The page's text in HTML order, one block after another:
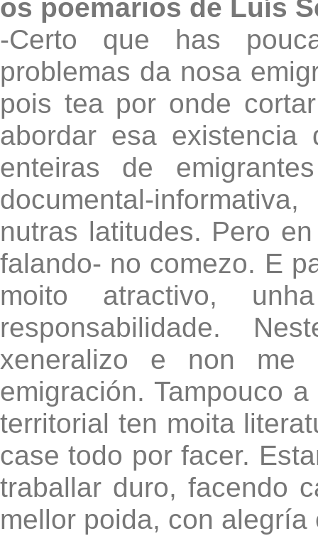
os poemarios de Luís
-Certo que has
problemas da nosa
pois tea por onde
abordar esa existencia
enteiras de
documental-
nutras latitudes. Pero
falando- no comezo. E
moito atractivo,
responsabilidade.
xeneralizo e non me
emigración. Tampouco
territorial ten moita
case todo por facer.
traballar duro, facendo
mellor poida, con alegría